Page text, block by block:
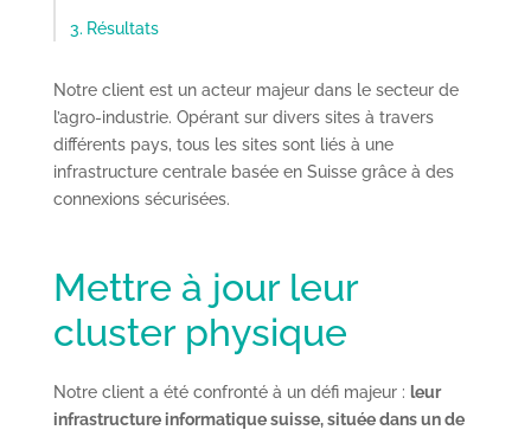
Résultats
Notre client est un acteur majeur dans le secteur de
l’agro-industrie. Opérant sur divers sites à travers
différents pays, tous les sites sont liés à une
infrastructure centrale basée en Suisse grâce à des
connexions sécurisées.
Mettre à jour leur
cluster physique
Notre client a été confronté à un défi majeur : leur
infrastructure informatique suisse, située dans un de